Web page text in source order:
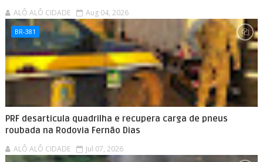
ALÔ ALÔ CIDADE Aug 04, 2026
BR-381
PRF desarticula quadrilha e recupera carga de pneus
roubada na Rodovia Fernão Dias
ALÔ ALÔ CIDADE Jul 07, 2026